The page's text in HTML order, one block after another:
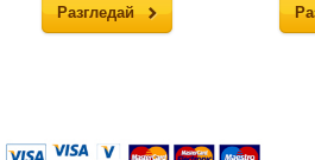
Разгледай